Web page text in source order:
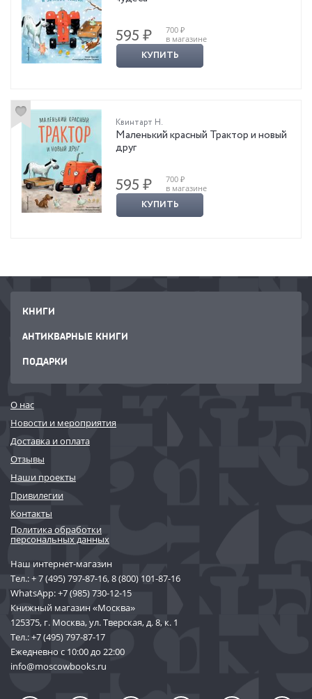
595 ₽
700 ₽
в магазине
КУПИТЬ
Квинтарт Н.
Маленький красный Трактор и новый
друг
595 ₽
700 ₽
в магазине
КУПИТЬ
КНИГИ
АНТИКВАРНЫЕ КНИГИ
ПОДАРКИ
О нас
Новости и мероприятия
Доставка и оплата
Отзывы
Наши проекты
Привилегии
Контакты
Политика обработки
персональных данных
Наш интернет-магазин
Тел.:+ 7 (495) 797-87-16,8 (800) 101-87-16
WhatsApp:+7 (985) 730-12-15
Книжный магазин «Москва»
125375, г. Москва, ул. Тверская, д. 8, к. 1
Тел.:+7 (495) 797-87-17
Ежедневно с 10:00 до 22:00
info@moscowbooks.ru